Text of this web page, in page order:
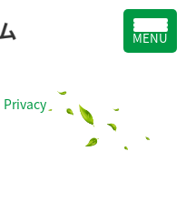
MENU
Privacy